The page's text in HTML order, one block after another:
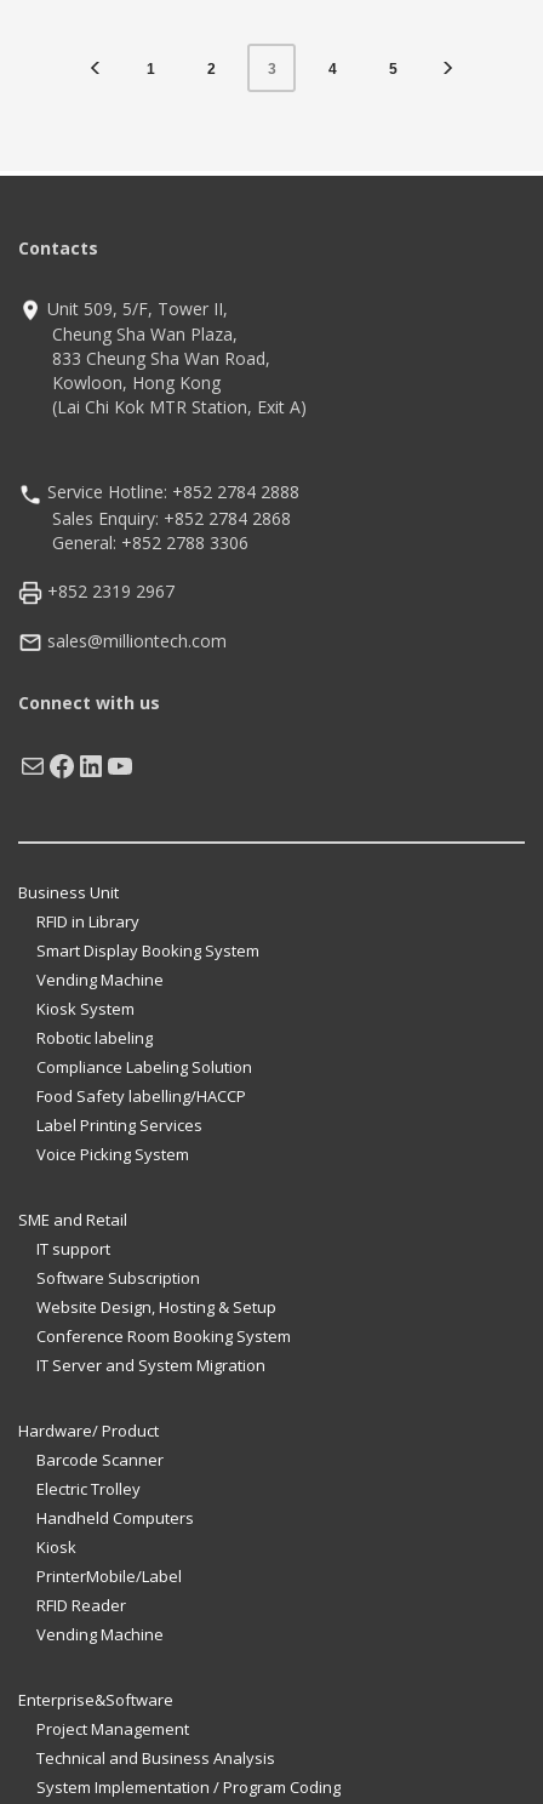
1 2 3 4 5
Contacts
Unit 509, 5/F, Tower II,
Cheung Sha Wan Plaza,
833 Cheung Sha Wan Road,
Kowloon, Hong Kong
(Lai Chi Kok MTR Station, Exit A)
Service Hotline: +852 2784 2888
Sales Enquiry: +852 2784 2868
General: +852 2788 3306
+852 2319 2967
sales@milliontech.com
Connect with us
MailFacebook
LinkedIn
YouTube
Business Unit
RFID in Library
Smart Display Booking System
Vending Machine
Kiosk System
Robotic labeling
Compliance Labeling Solution
Food Safety labelling/HACCP
Label Printing Services
Voice Picking System
SME and Retail
IT support
Software Subscription
Website Design, Hosting & Setup
Conference Room Booking System
IT Server and System Migration
Hardware/ Product
Barcode Scanner
Electric Trolley
Handheld Computers
Kiosk
PrinterMobile/Label
RFID Reader
Vending Machine
Enterprise&Software
Project Management
Technical and Business Analysis
System Implementation / Program Coding